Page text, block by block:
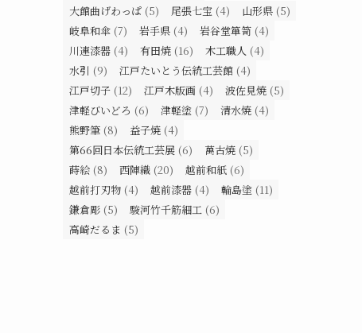
大館曲げわっぱ (5) 尾張七宝 (4) 山形県 (5)
岐阜和傘 (7) 岩手県 (4) 岩谷堂箪笥 (4)
川連漆器 (4) 有田焼 (16) 木工職人 (4)
水引 (9) 江戸たいとう伝統工芸館 (4)
江戸切子 (12) 江戸木版画 (4) 波佐見焼 (5)
津軽びいどろ (6) 津軽塗 (7) 清水焼 (4)
熊野筆 (8) 益子焼 (4)
第66回日本伝統工芸展 (6) 萬古焼 (5)
蒔絵 (8) 西陣織 (20) 越前和紙 (6)
越前打刃物 (4) 越前漆器 (4) 輪島塗 (11)
鎌倉彫 (5) 駿河竹千筋細工 (6)
高崎だるま (5)